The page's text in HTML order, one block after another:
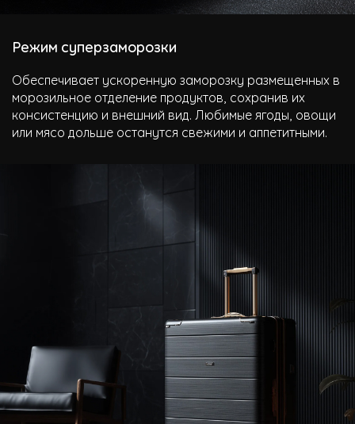
Режим суперзаморозки
Обеспечивает ускоренную заморозку размещенных в
морозильное отделение продуктов, сохранив их
консистенцию и внешний вид. Любимые ягоды, овощи
или мясо дольше останутся свежими и аппетитными.